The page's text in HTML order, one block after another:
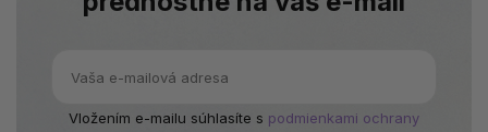
Vložením e-mailu súhlasíte s podmienkami ochrany